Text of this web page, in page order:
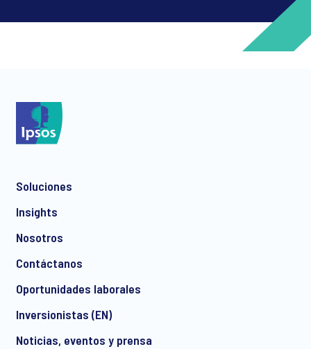
Soluciones
Insights
Nosotros
Contáctanos
Oportunidades laborales
Inversionistas (EN)
Noticias, eventos y prensa